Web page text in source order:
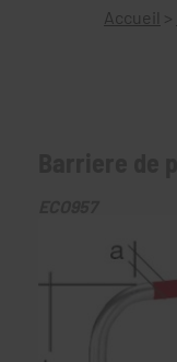
Accueil >